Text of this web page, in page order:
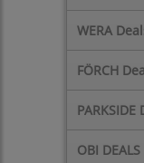
WERA
FÖRCH
PARKSIDE
OBI DEALS